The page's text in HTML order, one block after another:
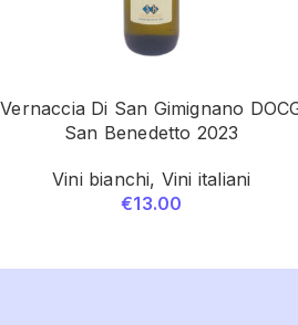
Vernaccia Di San Gimignano
San Benedetto 2023
Vini bianchi, Vini italiani
€13.00